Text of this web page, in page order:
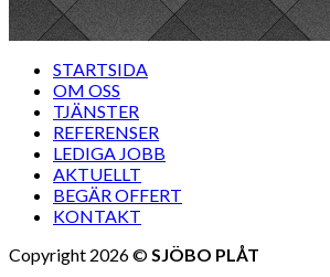
STARTSIDA
OM OSS
TJÄNSTER
REFERENSER
LEDIGA JOBB
AKTUELLT
BEGÄR OFFERT
KONTAKT
Copyright 2026 © SJÖBO PLÅT